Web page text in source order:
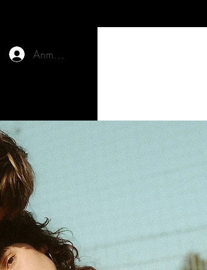
Anmelden